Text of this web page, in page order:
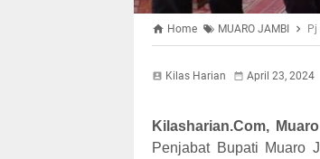
Home MUARO JAMBI
Kilas Harian April 23, 2024
Kilasharian.Com,
Penjabat Bupati Muaro